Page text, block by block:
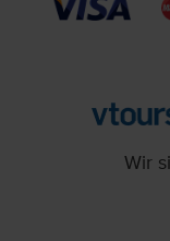
Wir